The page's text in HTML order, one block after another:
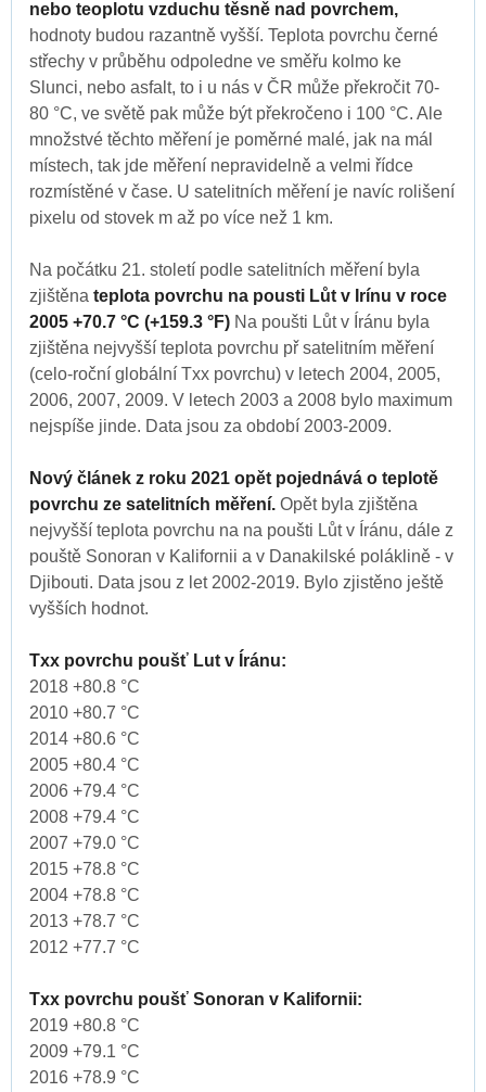
nebo teoplotu vzduchu těsně nad povrchem,
hodnoty budou razantně vyšší. Teplota povrchu černé
střechy v průběhu odpoledne ve směřu kolmo ke
Slunci, nebo asfalt, to i u nás v ČR může překročit 70-
80 °C, ve světě pak může být překročeno i 100 °C. Ale
množstvé těchto měření je poměrné malé, jak na mál
místech, tak jde měření nepravidelně a velmi řídce
rozmístěné v čase. U satelitních měření je navíc rolišení
pixelu od stovek m až po více než 1 km.
Na počátku 21. století podle satelitních měření byla
zjištěna teplota povrchu na pousti Lůt v Irínu v roce
2005 +70.7 °C (+159.3 °F) Na poušti Lůt v Íránu byla
zjištěna nejvyšší teplota povrchu př satelitním měření
(celo-roční globální Txx povrchu) v letech 2004, 2005,
2006, 2007, 2009. V letech 2003 a 2008 bylo maximum
nejspíše jinde. Data jsou za období 2003-2009.
Nový článek z roku 2021 opět pojednává o teplotě
povrchu ze satelitních měření. Opět byla zjištěna
nejvyšší teplota povrchu na na poušti Lůt v Íránu, dále z
pouště Sonoran v Kalifornii a v Danakilské poláklině - v
Djibouti. Data jsou z let 2002-2019. Bylo zjistěno ještě
vyšších hodnot.
Txx povrchu poušť Lut v Íránu:
2018 +80.8 °C
2010 +80.7 °C
2014 +80.6 °C
2005 +80.4 °C
2006 +79.4 °C
2008 +79.4 °C
2007 +79.0 °C
2015 +78.8 °C
2004 +78.8 °C
2013 +78.7 °C
2012 +77.7 °C
Txx povrchu poušť Sonoran v Kalifornii:
2019 +80.8 °C
2009 +79.1 °C
2016 +78.9 °C